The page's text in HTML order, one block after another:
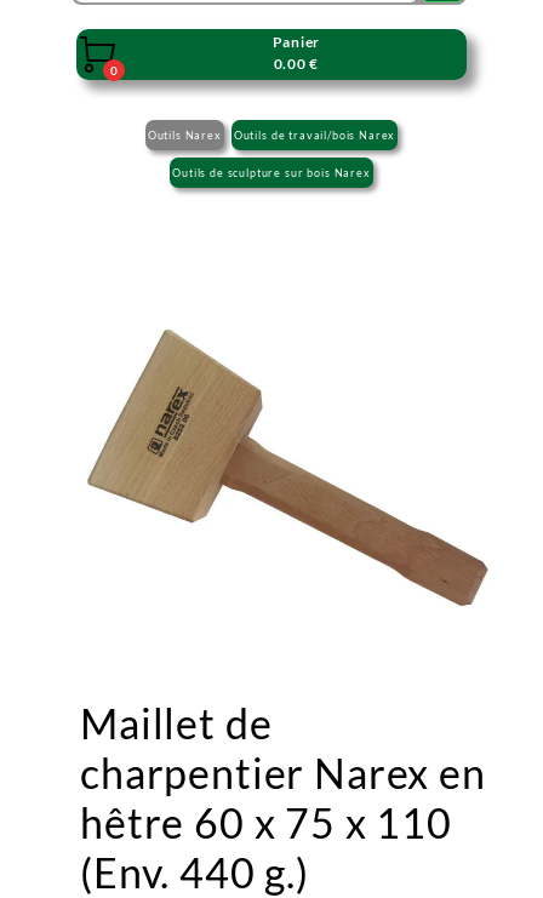

0
Panier
0.00 €
Outils Narex Outils de travail/bois Narex
Outils de sculpture sur bois Narex
Maillet de
charpentier Narex en
hêtre 60 x 75 x 110
(Env. 440 g.)